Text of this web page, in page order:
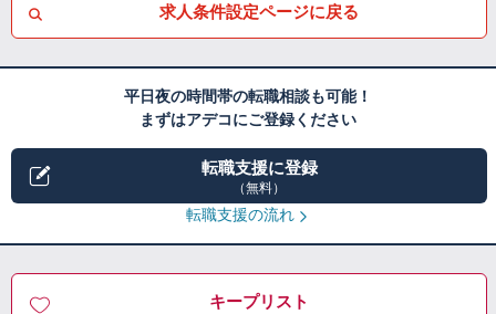
求人条件設定ページに戻る
平日夜の時間帯の転職相談も可能！
まずはアデコにご登録ください
転職支援に登録
（無料）
転職支援の流れ
キープリスト